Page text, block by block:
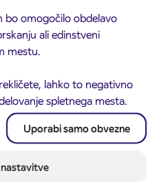
bo omogočilo obdelavo
ali edinstveni
mestu.
lahko to negativno
spletnega mesta.
Uporabi samo obvezne